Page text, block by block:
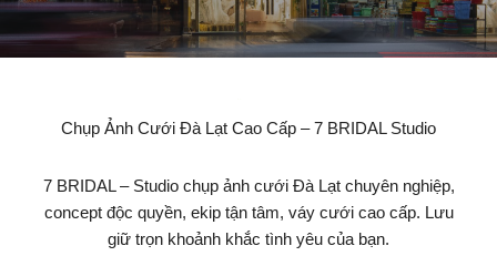
Chụp Ảnh Cưới Đà Lạt Cao Cấp – 7 BRIDAL Studio
7 BRIDAL – Studio chụp ảnh cưới Đà Lạt chuyên nghiệp,
concept độc quyền, ekip tận tâm, váy cưới cao cấp. Lưu
giữ trọn khoảnh khắc tình yêu của bạn.